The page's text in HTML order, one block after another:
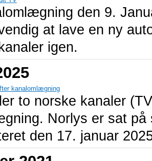
den 9.
at lave en ny
igen.
kanalomlægning
to norske kanaler
Norlys er sat
den 17. januar